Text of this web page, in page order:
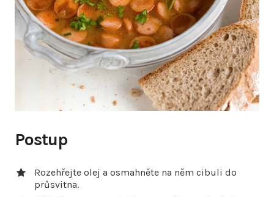
Postup
Rozehřejte olej a osmahněte na něm cibuli do
průsvitna.